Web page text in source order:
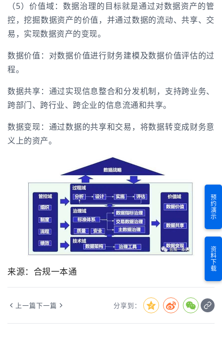
（5）价值域：数据治理的目标就是通过对数据资产的管
控，挖掘数据资产的价值，并通过数据的流动、共享、交
易，实现数据资产的变现。
数据价值：对数据价值进行财务建模及数据价值评估的过
程。
数据共享：通过实现信息整合和分发机制，支持跨业务、
跨部门、跨行业、跨企业的信息流通和共享。
数据变现：通过数据的共享和交易，将数据转变成财务意
义上的资产。
来源：合规一本通
上一篇下一篇 分享到：
预约演示
资料下载